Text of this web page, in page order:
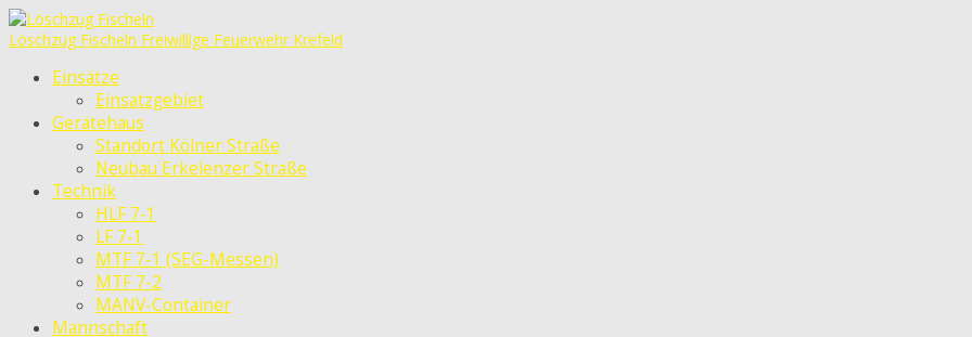
Löschzug Fischeln Freiwillige Feuerwehr Krefeld
Einsätze
Einsatzgebiet
Gerätehaus
Standort Kölner Straße
Neubau Erkelenzer Straße
Technik
HLF 7-1
LF 7-1
MTF 7-1 (SEG-Messen)
MTF 7-2
MANV-Container
Mannschaft